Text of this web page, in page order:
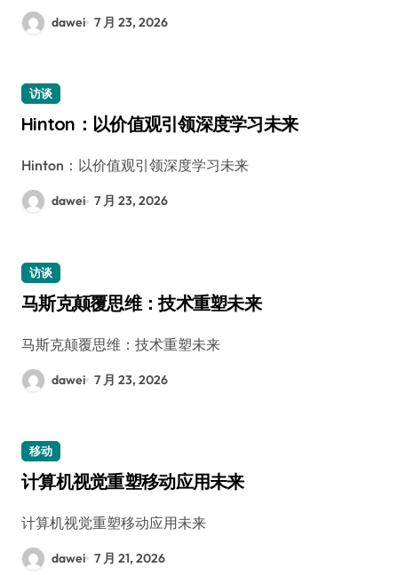
dawei 7 月 23, 2026
访谈
Hinton：以价值观引领深度学习未来
Hinton：以价值观引领深度学习未来
dawei 7 月 23, 2026
访谈
马斯克颠覆思维：技术重塑未来
马斯克颠覆思维：技术重塑未来
dawei 7 月 23, 2026
移动
计算机视觉重塑移动应用未来
计算机视觉重塑移动应用未来
dawei 7 月 21, 2026